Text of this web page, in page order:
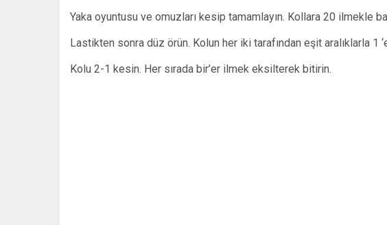
Yaka oyuntusu ve omuzları kesip tamamlayın. Kollara 20 ilmekle
Lastikten sonra düz örün. Kolun her iki tarafından eşit aralıklarla 1
Kolu 2-1 kesin. Her sırada bir’er ilmek eksilterek bitirin.